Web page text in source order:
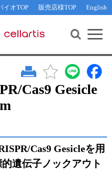
イオTOP 販売店様TOP English
談
トの検索
文
わせ WEB会員登録
Cas9 Gesicle
Cas9 Gesicleを用
遺伝子ノックアウト